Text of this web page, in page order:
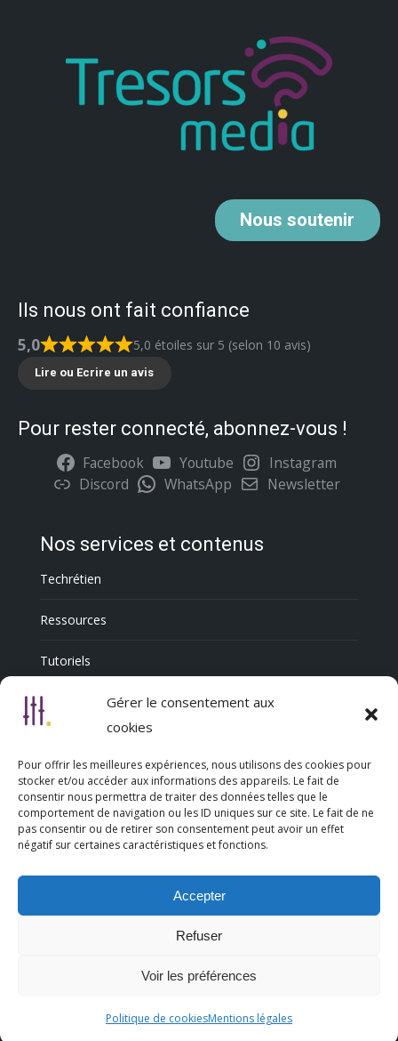
Gérer le consentement aux
cookies
Pour offrir les meilleures expériences, nous utilisons des cookies pour
stocker et/ou accéder aux informations des appareils. Le fait de
consentir nous permettra de traiter des données telles que le
comportement de navigation ou les ID uniques sur ce site. Le fait de ne
pas consentir ou de retirer son consentement peut avoir un effet
négatif sur certaines caractéristiques et fonctions.
Accepter
Refuser
Voir les préférences
Politique de cookiesMentions légales
Noussoutenir
Ils nous ont fait confiance
5,0 5,0 étoiles sur 5 (selon 10 avis)
Lire ou Ecrire un avis
Pour rester connecté, abonnez-vous !
Facebook Youtube
Instagram
Discord
WhatsApp Newsletter
Nos services et contenus
Techrétien
Ressources
Tutoriels
Annuaire Professionnel
Nous découvrir
Qui sommes-nous
L’association Trésorsmédia
Politique de cookies (UE)